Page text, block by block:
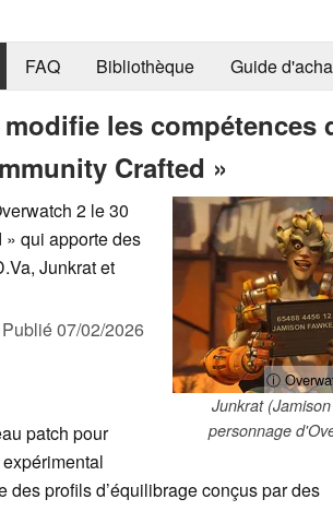
FAQ Bibliothèque Guide
les compétences
Crafted »
ⓘ
Junkrat
personnage
2 le 30
qui apporte des
Junkrat et
Publié07/02/2026
patch pour
des profils d’équilibrage conçus par des